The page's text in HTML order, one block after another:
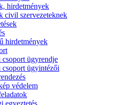
hirdetmények
civil szervezeteknek
hirdetmények
csoport ügyrendje
csoport ügyintézői
védelem
egyeztetés